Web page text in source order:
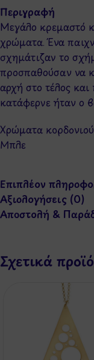
Περιγραφή
Μεγάλο κρεμαστό
χρώματα. Ένα
σχημάτιζαν το
προσπαθούσαν να
αρχή στο τέλος
κατάφερνε ήταν ο
Χρώματα
Μπλε
Επιπλέον
Αξιολογήσεις (0)
Αποστολή &
Σχετικά